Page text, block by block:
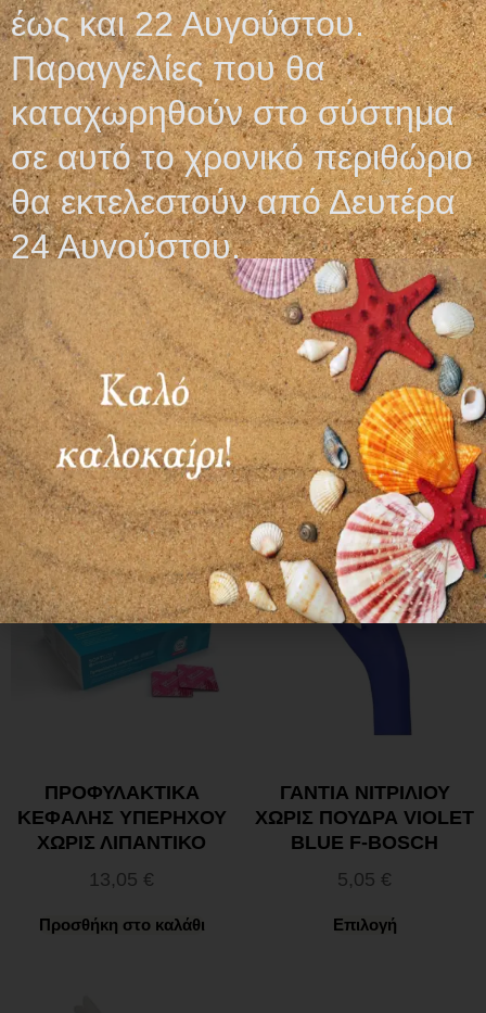
Σχετικά προϊόντα
ΦΟΥΣΤΑ ΕΞΕΤΑΣΤΙΚΗ
NonWoven
0,45 €
Προσθήκη στο καλάθι
ΧΑΡΤΙ ΑΠΟΣΤΕΙΡΩΣΗΣ
SMS
95,00€ – 140,00€
Επιλογή
ΠΡΟΦΥΛΑΚΤΙΚΑ
ΚΕΦΑΛΗΣ ΥΠΕΡΗΧΟΥ
ΧΩΡΙΣ ΛΙΠΑΝΤΙΚΟ
13,05 €
Προσθήκη στο καλάθι
ΓΑΝΤΙΑ ΝΙΤΡΙΛΙΟΥ
ΧΩΡΙΣ ΠΟΥΔΡΑ VIOLET
BLUE F-BOSCH
5,05 €
Επιλογή
έως και 22 Αυγούστου.
Παραγγελίες που θα
καταχωρηθούν στο σύστημα
σε αυτό το χρονικό περιθώριο
θα εκτελεστούν από Δευτέρα
24 Αυγούστου.